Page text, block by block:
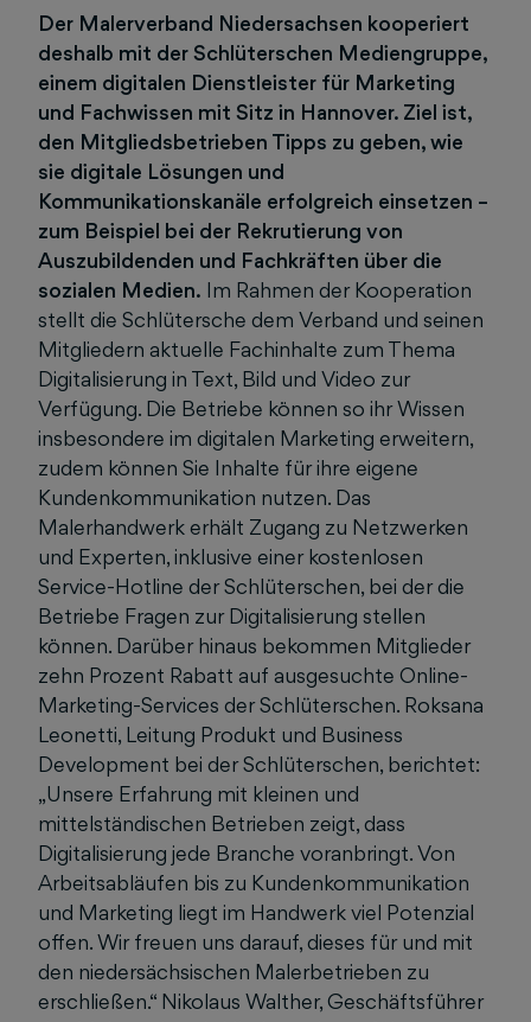
Der Malerverband Niedersachsen kooperiert
deshalb mit der Schlüterschen Mediengruppe,
einem digitalen Dienstleister für Marketing
und Fachwissen mit Sitz in Hannover. Ziel ist,
den Mitgliedsbetrieben Tipps zu geben, wie
sie digitale Lösungen und
Kommunikationskanäle erfolgreich einsetzen –
zum Beispiel bei der Rekrutierung von
Auszubildenden und Fachkräften über die
sozialen Medien. Im Rahmen der Kooperation
stellt die Schlütersche dem Verband und seinen
Mitgliedern aktuelle Fachinhalte zum Thema
Digitalisierung in Text, Bild und Video zur
Verfügung. Die Betriebe können so ihr Wissen
insbesondere im digitalen Marketing erweitern,
zudem können Sie Inhalte für ihre eigene
Kundenkommunikation nutzen. Das
Malerhandwerk erhält Zugang zu Netzwerken
und Experten, inklusive einer kostenlosen
Service-Hotline der Schlüterschen, bei der die
Betriebe Fragen zur Digitalisierung stellen
können. Darüber hinaus bekommen Mitglieder
zehn Prozent Rabatt auf ausgesuchte Online-
Marketing-Services der Schlüterschen. Roksana
Leonetti, Leitung Produkt und Business
Development bei der Schlüterschen, berichtet:
„Unsere Erfahrung mit kleinen und
mittelständischen Betrieben zeigt, dass
Digitalisierung jede Branche voranbringt. Von
Arbeitsabläufen bis zu Kundenkommunikation
und Marketing liegt im Handwerk viel Potenzial
offen. Wir freuen uns darauf, dieses für und mit
den niedersächsischen Malerbetrieben zu
erschließen.“ Nikolaus Walther, Geschäftsführer